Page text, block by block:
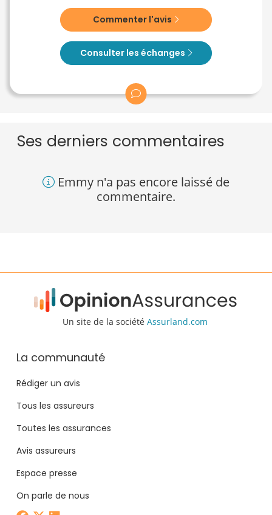
Commenter l'avis
Consulter les échanges
Ses derniers commentaires
Emmy n'a pas encore laissé de
commentaire.
Un site de la société Assurland.com
La communauté
Rédiger un avis
Tous les assureurs
Toutes les assurances
Avis assureurs
Espace presse
On parle de nous